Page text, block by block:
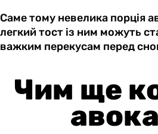
Саме тому невелика порція
легкий тост із ним можуть
важким перекусам перед
Чим ще